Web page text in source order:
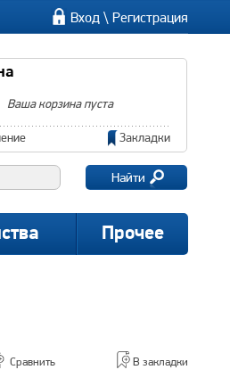
Вход \ Регистрация
Ваша корзина пуста
Закладки
Найти
Прочее
Сравнить В закладки